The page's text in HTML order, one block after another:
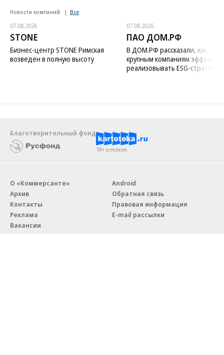
Новости компаний Все
07.08.2026
STONE
Бизнес-центр STONE Римская
возведен в полную высоту
07.08.2026
ПАО ДОМ.РФ
В ДОМ.РФ рассказали, как
крупным компаниям
реализовывать ESG-стратегию
Благотворительный фонд
18+ реклама
О «Коммерсанте»
Архив
Контакты
Реклама
Вакансии
Android
Обратная связь
Правовая информация
E-mail рассылки